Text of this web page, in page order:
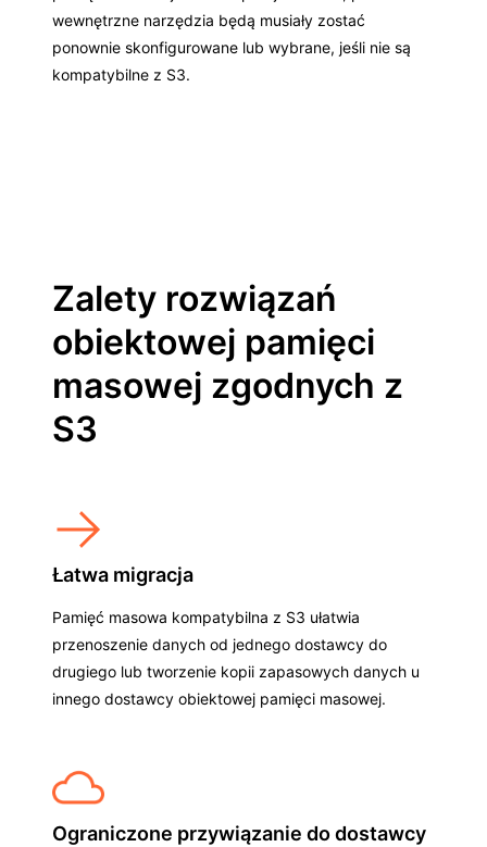
wewnętrzne narzędzia będą musiały zostać
ponownie skonfigurowane lub wybrane, jeśli nie są
kompatybilne z S3.
Zalety rozwiązań
obiektowej pamięci
masowej zgodnych z
S3
Łatwa migracja
Pamięć masowa kompatybilna z S3 ułatwia
przenoszenie danych od jednego dostawcy do
drugiego lub tworzenie kopii zapasowych danych u
innego dostawcy obiektowej pamięci masowej.
Ograniczone przywiązanie do dostawcy